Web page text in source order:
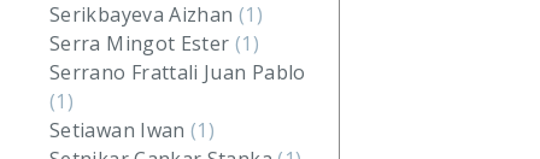
Serikbayeva Aizhan (1)
Serra Mingot Ester (1)
Serrano Frattali Juan Pablo
(1)
Setiawan Iwan(1)